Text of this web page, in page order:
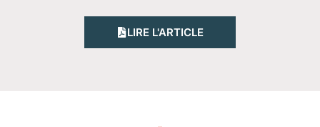
LIRE L'ARTICLE